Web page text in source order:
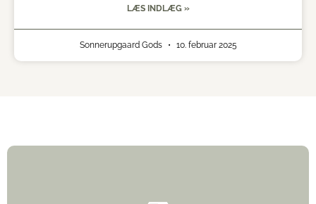
LÆS INDLÆG »
Sonnerupgaard Gods 10. februar 2025